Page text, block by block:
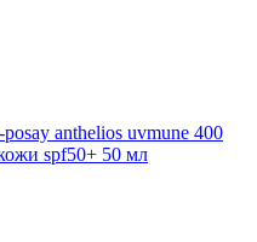
anthelios uvmune 400
spf50+ 50 мл